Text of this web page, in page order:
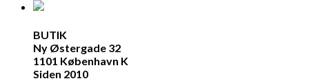
BUTIK
Ny Østergade 32
1101 København K
Siden 2010